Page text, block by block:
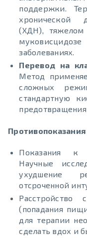
поддержки.
хронической
(ХДН), тяжелом
заболеваниях.
Перевод на
Метод
сложных
стандартную
Противопоказания
Показания к
Научные
ухудшение
отсроченной
(попадания
для терапии
сделать вдох и